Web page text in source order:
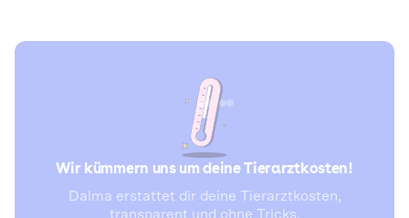
Wir kümmern uns um deine Tierarztkosten!
Dalma erstattet dir deine Tierarztkosten,
transparent und ohne Tricks.